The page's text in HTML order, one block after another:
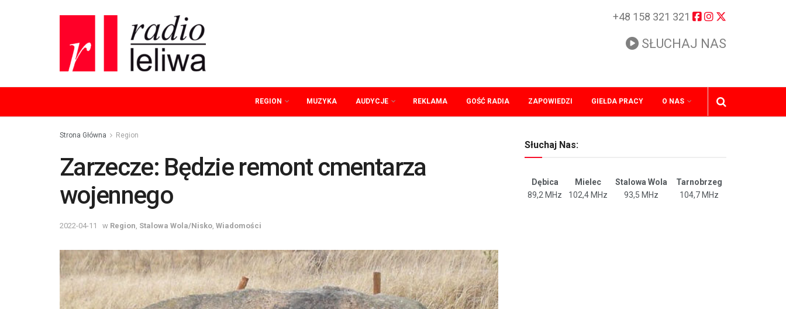
+48 158 321 321
SŁUCHAJ NAS
REGION MUZYKA AUDYCJE REKLAMA GOŚĆ RADIA ZAPOWIEDZI GIEŁDA PRACY O NAS
Strona Główna Region
Zarzecze: Będzie remont cmentarza
wojennego
2022-04-11 w Region Stalowa Wola/Nisko Wiadomości
Słuchaj Nas:
Dębica Mielec Stalowa Wola
Tarnobrzeg
89,2 MHz
102,4 MHz 93,5 MHz 104,7 MHz